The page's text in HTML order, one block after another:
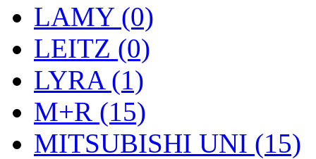
LAMY (0)
LEITZ (0)
LYRA (1)
M+R (15)
MITSUBISHI UNI (15)